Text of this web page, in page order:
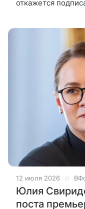
откажется
12 июля 2026
Юлия
поста